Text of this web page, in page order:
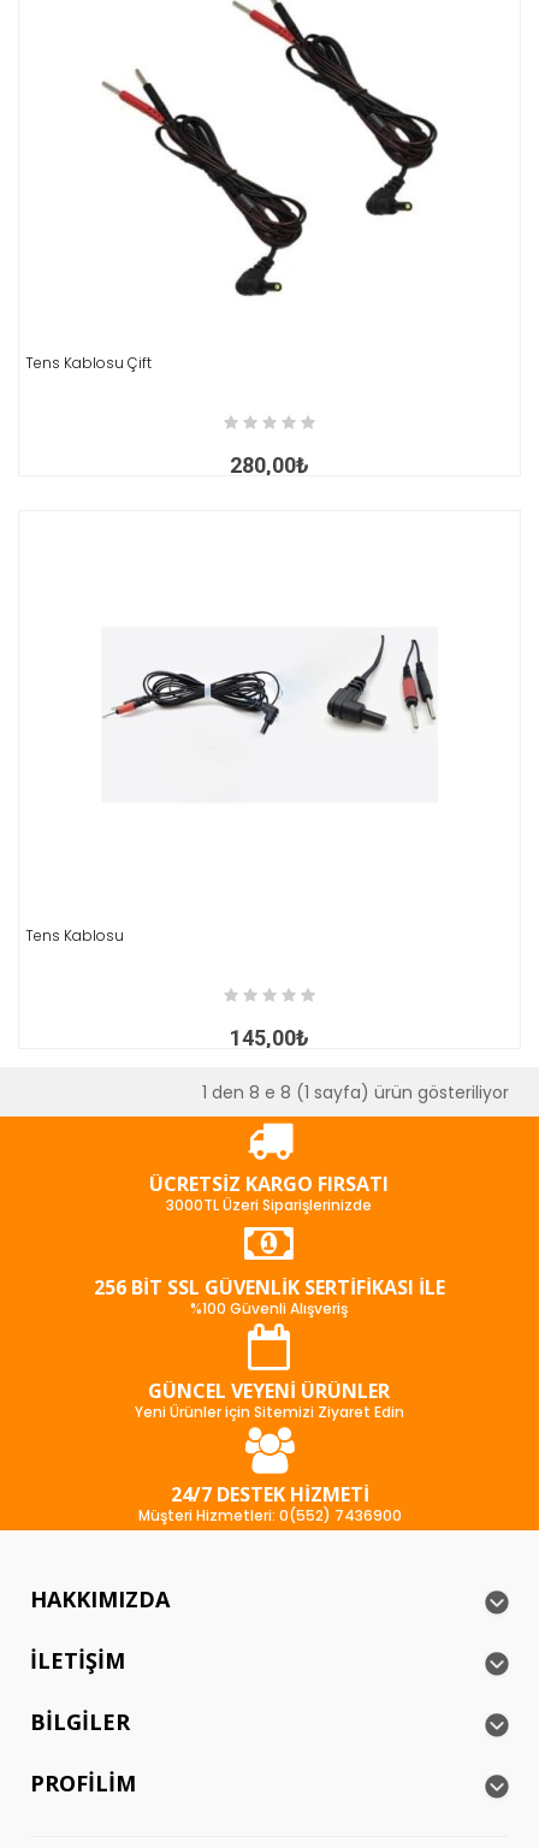
Tens Kablosu Çift
280,00₺
Tens Kablosu
145,00₺
1 den 8 e 8 (1 sayfa) ürün gösteriliyor
ÜCRETSIZ KARGO FIRSATI
3000TL Üzeri Siparişlerinizde
256 BIT SSL GÜVENLIK SERTIFIKASI İLE
%100 Güvenli Alışveriş
GÜNCEL VEYENI ÜRÜNLER
Yeni Ürünler için Sitemizi Ziyaret Edin
24/7 DESTEK HIZMETI
Müşteri Hizmetleri: 0(552) 7436900
HAKKIMIZDA
İLETIŞIM
BILGILER
PROFILIM